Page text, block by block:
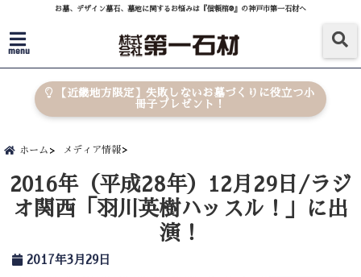
お墓、デザイン墓石、墓地に関するお悩みは『信頼棺®』の神戸市第一石材へ
menu
【近畿地方限定】失敗しないお墓づくりに役立つ小
冊子プレゼント！
ホーム メディア情報
2016年（平成28年）12月29日/ラジ
オ関西「羽川英樹ハッスル！」に出
演！
2017年3月29日